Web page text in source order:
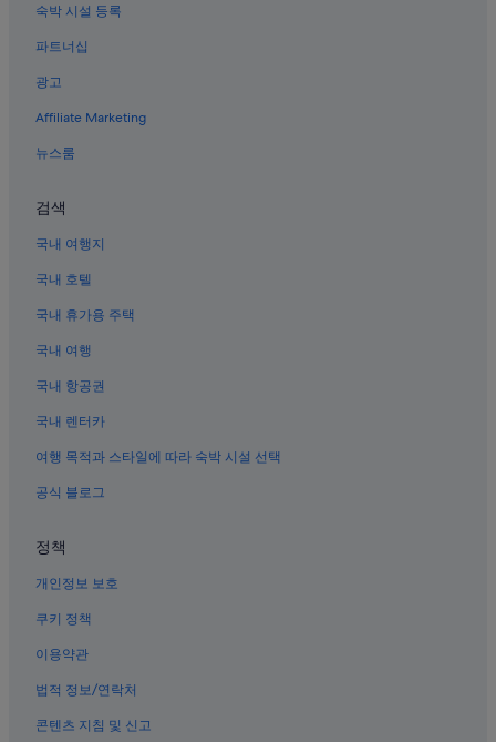
국동의 Independent 호텔
국동의 5성급 호텔
여수해상케이블카 근처 호텔
자산 공원 근처 호텔
오천동의 3성급 호텔
골프프라자 근처 호텔
우두리의 개인 별장
오천동의 펜션
우두리 호텔
우두리의 Independent 호텔
여수 엑스포역의 호스텔
종포 호텔
돌산대교 근처 호텔
신월동의 사우나가 있는 호텔
종포의 3성급 호텔
자내리의 펜션
엑스포 과학공원 근처 호텔
자내리의 콘도
여수 엑스포역의 아파트
자내리의 개인 별장
숙박 시설 등록
파트너십
광고
Affiliate Marketing
뉴스룸
검색
국내 여행지
국내 호텔
국내 휴가용 주택
국내 여행
국내 항공권
국내 렌터카
여행 목적과 스타일에 따라 숙박 시설 선택
공식 블로그
정책
개인정보 보호
쿠키 정책
이용약관
법적 정보/연락처
콘텐츠 지침 및 신고